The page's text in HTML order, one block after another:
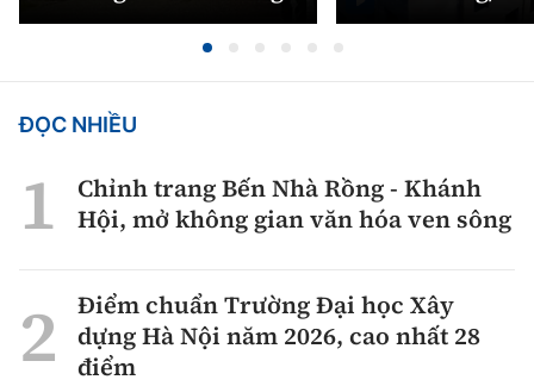
ĐỌC NHIỀU
Chỉnh trang Bến Nhà Rồng - Khánh
Hội, mở không gian văn hóa ven sông
Điểm chuẩn Trường Đại học Xây
dựng Hà Nội năm 2026, cao nhất 28
điểm